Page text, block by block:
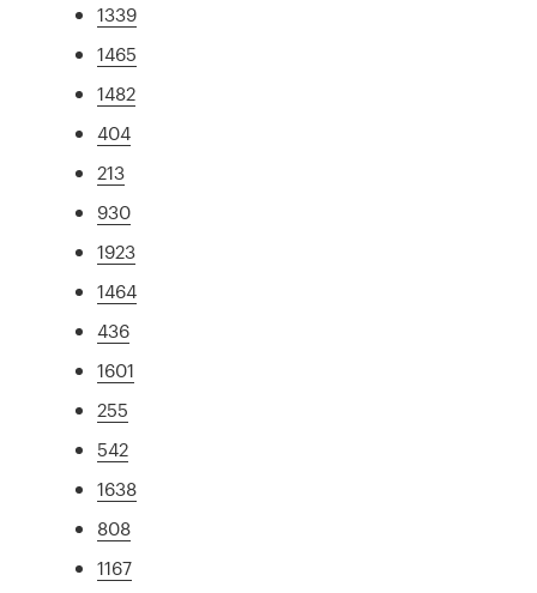
1339
1465
1482
404
213
930
1923
1464
436
1601
255
542
1638
808
1167